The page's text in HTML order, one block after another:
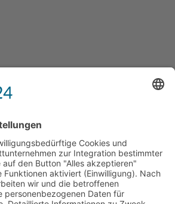
nürnberg.com
stellt eine Plattform zur Online-
consumers/odr/.
finden Sie oben im Impressum.